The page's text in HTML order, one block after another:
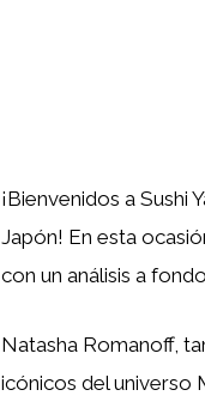
¡Bienvenidos a
Japón! En esta
con un análisis a
Natasha Romanoff,
icónicos del universo